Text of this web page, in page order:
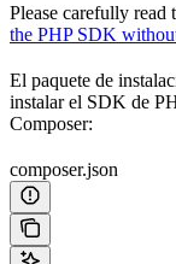
Please carefully read
the PHP SDK
El paquete de
instalar el SDK de
Composer:
composer.json